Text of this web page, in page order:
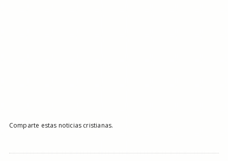
Comparte estas noticias cristianas.